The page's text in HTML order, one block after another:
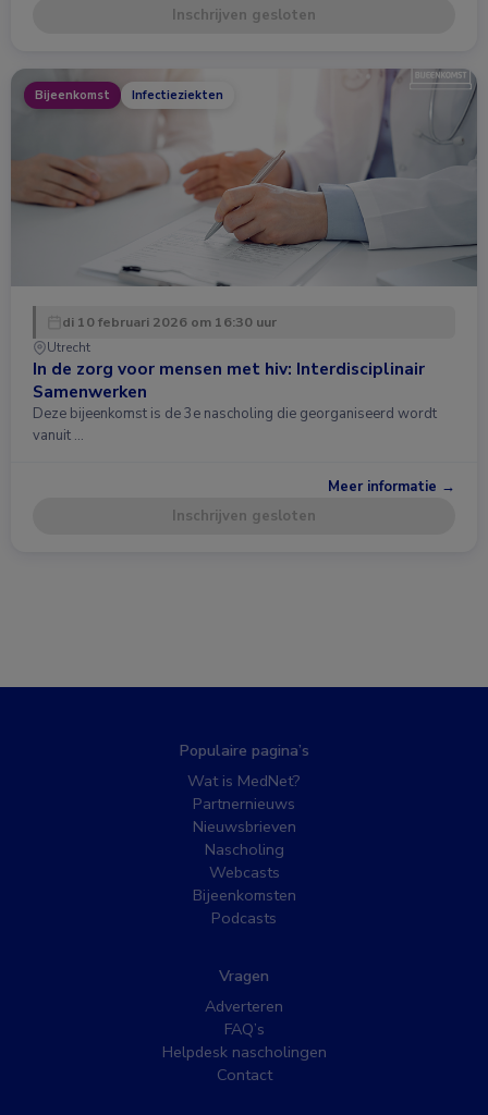
Inschrijven gesloten
Bijeenkomst Infectieziekten
di 10 februari 2026 om 16:30 uur
Utrecht
In de zorg voor mensen met hiv: Interdisciplinair
Samenwerken
Deze bijeenkomst is de 3e nascholing die georganiseerd wordt
vanuit …
Meer informatie →
Inschrijven gesloten
Populaire pagina’s
Wat is MedNet?
Partnernieuws
Nieuwsbrieven
Nascholing
Webcasts
Bijeenkomsten
Podcasts
Vragen
Adverteren
FAQ’s
Helpdesk nascholingen
Contact